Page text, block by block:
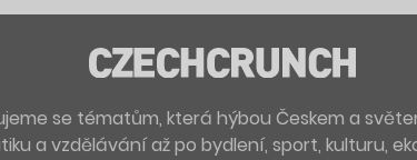
se tématům, která hýbou Českem a
a vzdělávání až po bydlení, sport, kulturu,